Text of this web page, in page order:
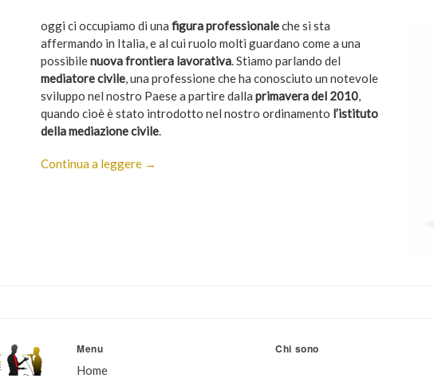
oggi ci occupiamo di una figura professionaleche si sta
affermando in Italia, e al cui ruolo molti guardano come a una
possibilenuova frontiera lavorativa. Stiamo parlando del
mediatore civile, una professione che ha conosciuto un notevole
sviluppo nel nostro Paese a partire dalla primavera del 2010,
quando cioè è stato introdotto nel nostro ordinamento l’istituto
della mediazione civile.
Continua a leggere →
Menu
Home
Chi sono